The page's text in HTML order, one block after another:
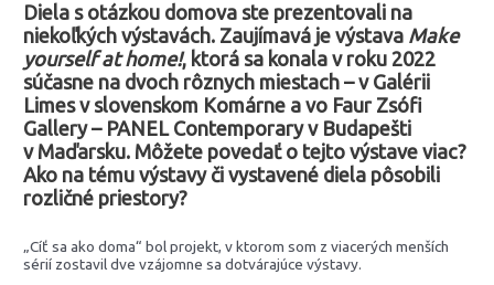
Diela s otázkou domova ste prezentovali na
niekoľkých výstavách. Zaujímavá je výstava Make
yourself at home!, ktorá sa konala v roku 2022
súčasne na dvoch rôznych miestach – v Galérii
Limes v slovenskom Komárne a vo Faur Zsófi
Gallery – PANEL Contemporary v Budapešti
v Maďarsku. Môžete povedať o tejto výstave viac?
Ako na tému výstavy či vystavené diela pôsobili
rozličné priestory?
„Cíť sa ako doma“ bol projekt, v ktorom som z viacerých menších
sérií zostavil dve vzájomne sa dotvárajúce výstavy.